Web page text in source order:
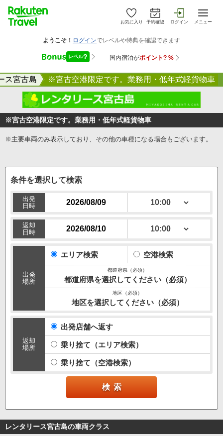
お気に入り 予約確認 ログイン メニュー
ス宮古島 ※宮古空港限定です。業務用・低年式軽貨物車
※宮古空港限定です。業務用・低年式軽貨物車
※主要車両のみ表示しており、その他の車種になる場合もございます。
条件を選択して検索
出発
日時
返却
日時
出発
場所
エリア検索 空港検索
都道府県を選択してください（必須）
地区を選択してください（必須）
返却
場所
出発店舗へ返す
乗り捨て（エリア検索）
乗り捨て（空港検索）
レンタリース宮古島の車両クラス